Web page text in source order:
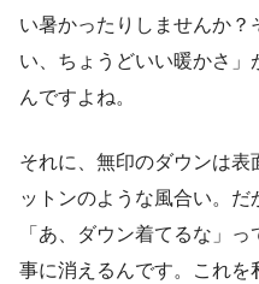
い暑かったりしませんか
い、ちょうどいい暖かさ」
んですよね。
それに、無印のダウンは表
ットンのような風合い。
「あ、ダウン着てるな」
事に消えるんです。これを